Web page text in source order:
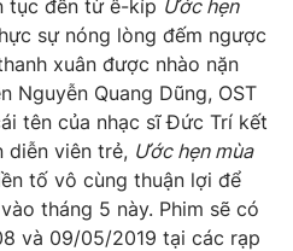
897 897
tục đến từ ê-kíp Ước hẹn
sự nóng lòng đếm ngược
xuân được nhào nặn
Nguyễn Quang Dũng, OST
tên của nhạc sĩ Đức Trí kết
diễn viên trẻ, Ước hẹn mùa
tố vô cùng thuận lợi để
tháng 5 này. Phim sẽ có
và 09/05/2019 tại các rạp